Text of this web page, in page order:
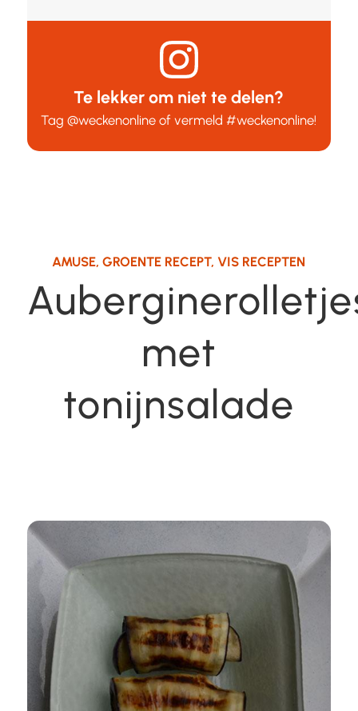
Te lekker om niet te delen?
Tag@weckenonline of vermeld#weckenonline!
AMUSE,GROENTE RECEPT,VIS RECEPTEN
met
tonijnsalade